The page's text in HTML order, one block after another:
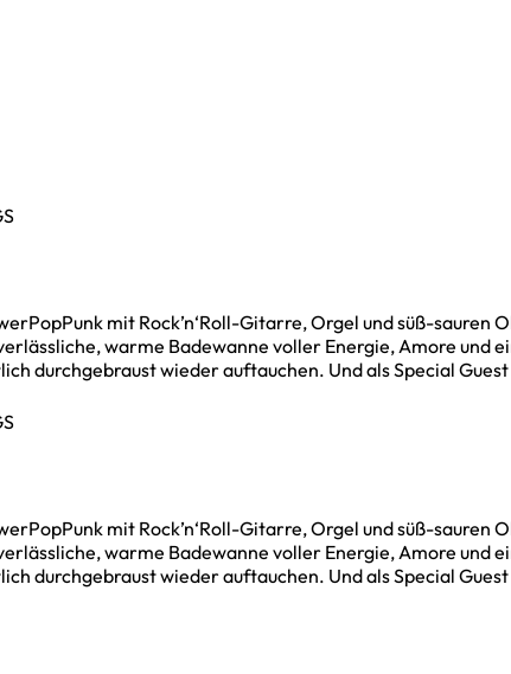
mit Rock’n‘Roll-Gitarre, Orgel und süß-
warme Badewanne voller Energie, Amore
durchgebraust wieder auftauchen. Und als Special
mit Rock’n‘Roll-Gitarre, Orgel und süß-
warme Badewanne voller Energie, Amore
durchgebraust wieder auftauchen. Und als Special